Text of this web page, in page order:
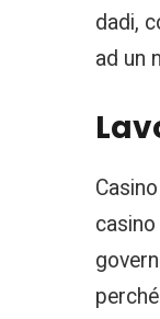
dadi,
ad un